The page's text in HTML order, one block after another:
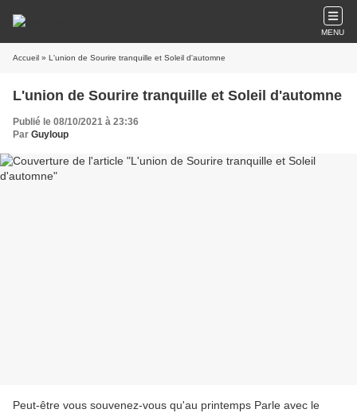
MENU
Accueil » L'union de Sourire tranquille et Soleil d'automne
L'union de Sourire tranquille et Soleil d'automne
Publié le 08/10/2021 à 23:36
Par Guyloup
Peut-être vous souvenez-vous qu'au printemps Parle avec le